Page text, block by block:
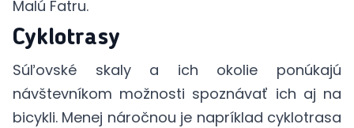
Malú Fatru.
Cyklotrasy
Súľovské skaly a ich okolie ponúkajú
návštevníkom možnosti spoznávať ich aj na
bicykli. Menej náročnou je napríklad cyklotrasa